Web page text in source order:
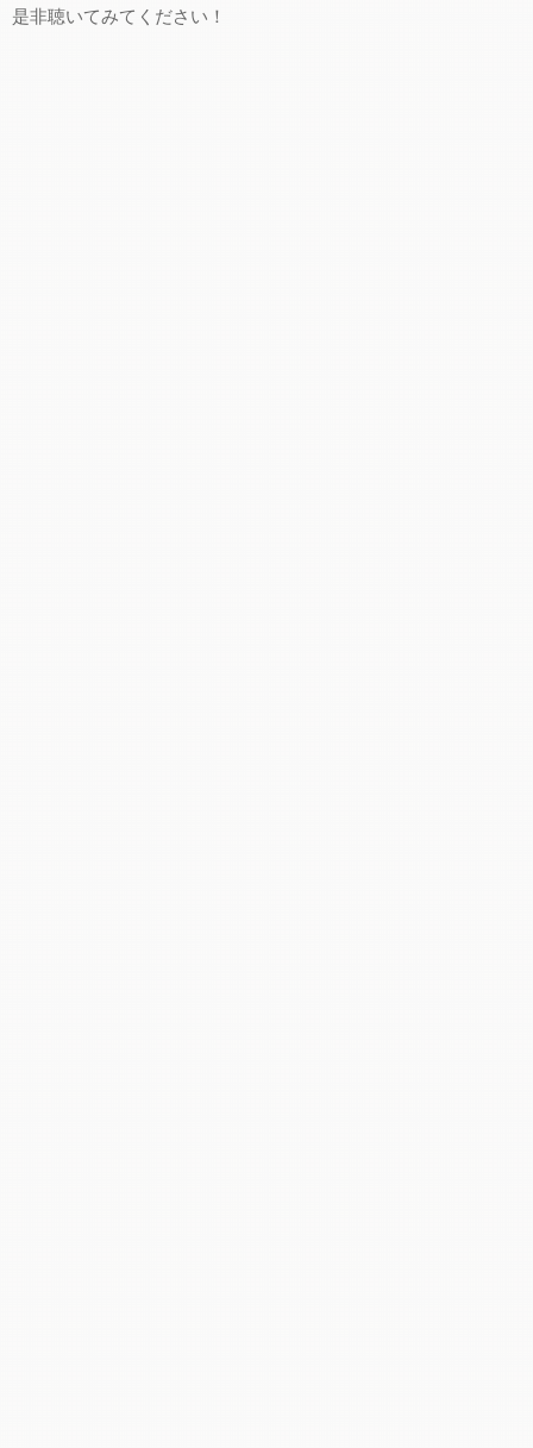
是非聴いてみてください！